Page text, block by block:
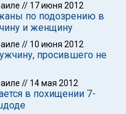
// 17 июня 2012
по подозрению в
и женщину
// 10 июня 2012
просившего не
// 14 мая 2012
в похищении 7-